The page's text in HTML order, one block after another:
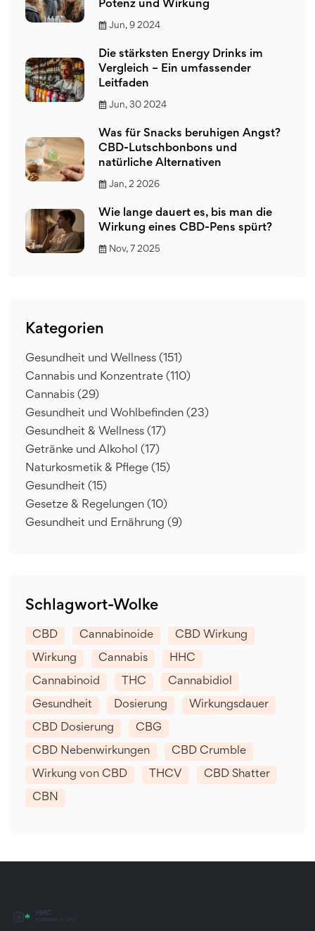
Potenz und Wirkung
Jun, 9 2024
Die stärksten Energy Drinks im
Vergleich – Ein umfassender
Leitfaden
Jun, 30 2024
Was für Snacks beruhigen Angst?
CBD-Lutschbonbons und
natürliche Alternativen
Jan, 2 2026
Wie lange dauert es, bis man die
Wirkung eines CBD-Pens spürt?
Nov, 7 2025
Kategorien
Gesundheit und Wellness (151)
Cannabis und Konzentrate (110)
Cannabis (29)
Gesundheit und Wohlbefinden (23)
Gesundheit & Wellness (17)
Getränke und Alkohol (17)
Naturkosmetik & Pflege (15)
Gesundheit (15)
Gesetze & Regelungen (10)
Gesundheit und Ernährung (9)
Schlagwort-Wolke
CBD Cannabinoide CBD Wirkung
Wirkung Cannabis HHC
Cannabinoid THC Cannabidiol
Gesundheit Dosierung Wirkungsdauer
CBD Dosierung CBG
CBD Nebenwirkungen CBD Crumble
Wirkung von CBD THCV CBD Shatter
CBN